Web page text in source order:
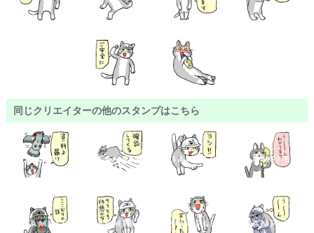
同じクリエイターの他のスタンプはこちら